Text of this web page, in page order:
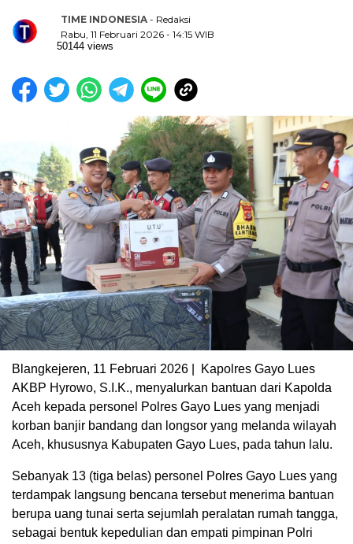
TIME INDONESIA - Redaksi
Rabu, 11 Februari 2026 - 14:15 WIB
50144 views
Blangkejeren, 11 Februari 2026 | Kapolres Gayo Lues
AKBP Hyrowo, S.I.K., menyalurkan bantuan dari Kapolda
Aceh kepada personel Polres Gayo Lues yang menjadi
korban banjir bandang dan longsor yang melanda wilayah
Aceh, khususnya Kabupaten Gayo Lues, pada tahun lalu.
Sebanyak 13 (tiga belas) personel Polres Gayo Lues yang
terdampak langsung bencana tersebut menerima bantuan
berupa uang tunai serta sejumlah peralatan rumah tangga,
sebagai bentuk kepedulian dan empati pimpinan Polri